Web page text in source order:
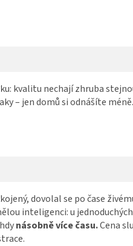
kvalitu nechají zhruba
– jen domů si odnášíte
dovolal se po čase
inteligenci: u
násobně více času.Cena